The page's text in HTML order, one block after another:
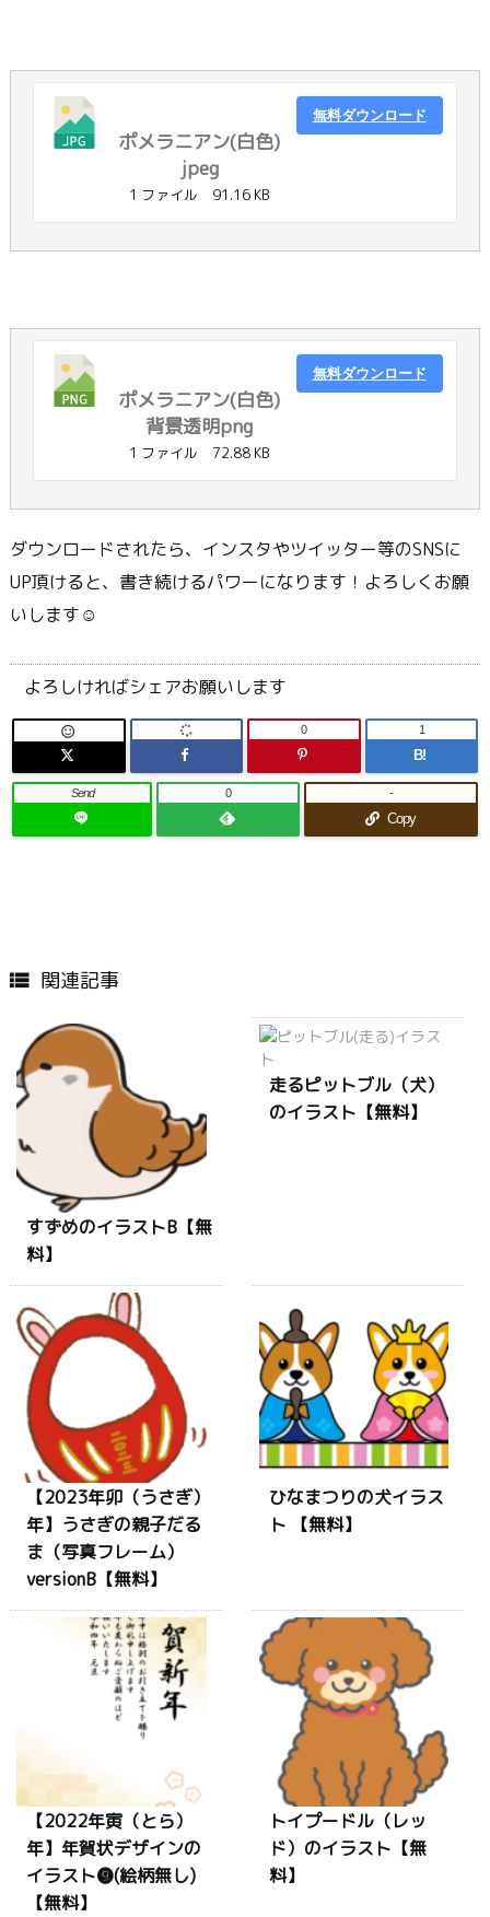
ポメラニアン(白色)
jpeg
1 ファイル 91.16 KB
無料ダウンロード
ポメラニアン(白色)
背景透明png
1 ファイル 72.88 KB
無料ダウンロード
ダウンロードされたら、インスタやツイッター等のSNSに
UP頂けると、書き続けるパワーになります！よろしくお願
いします☺
よろしければシェアお願いします
 0
B!
1
Send 0
Copy
-
 関連記事
すずめのイラストB【無
料】
走るピットブル（犬）
のイラスト【無料】
【2023年卯（うさぎ）
年】うさぎの親子だる
ま（写真フレーム）
versionB【無料】
ひなまつりの犬イラス
ト 【無料】
【2022年寅（とら）
年】年賀状デザインの
イラスト❾(絵柄無し)
【無料】
トイプードル（レッ
ド）のイラスト【無
料】